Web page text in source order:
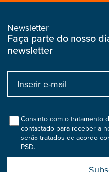
Newsletter
Faça parte do nosso
newsletter
Input
bootstrap
colConsinto com o tratamento
contactado para receber a
serão tratados de acordo
PSD.